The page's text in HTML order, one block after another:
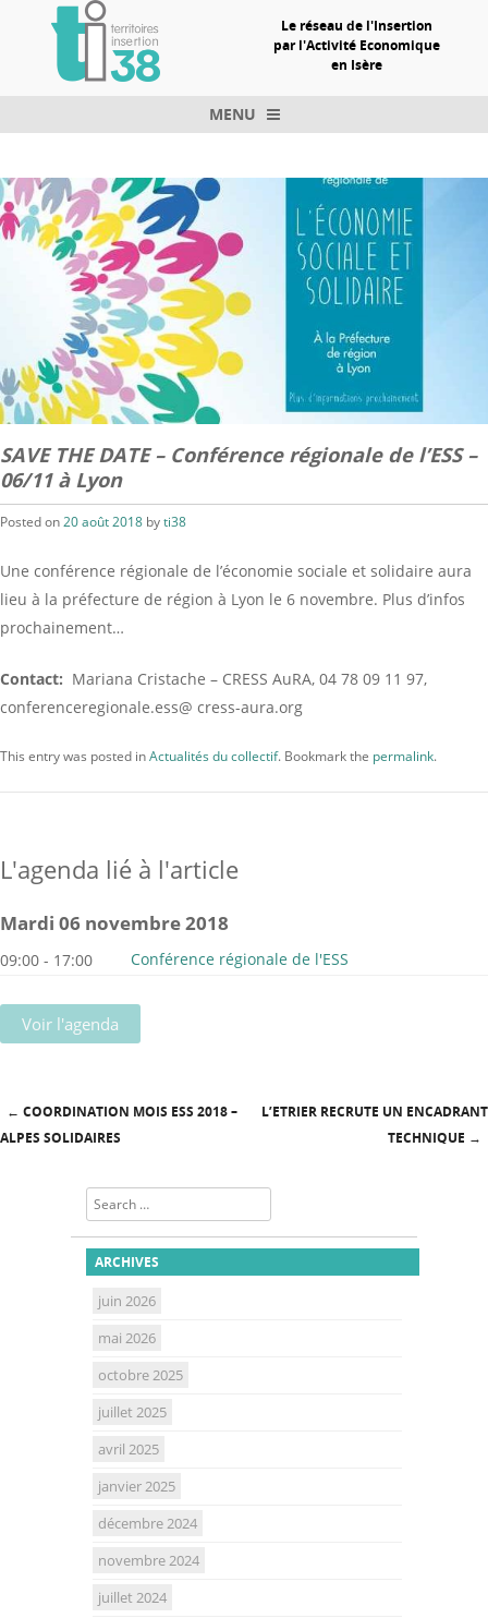
Le réseau de l'Insertion
par l'Activité Economique
en Isère
MENU
SAVE THE DATE – Conférence régionale de l’ESS –
06/11 à Lyon
Posted on20 août 2018 byti38
Une conférence régionale de l’économie sociale et solidaire aura
lieu à la préfecture de région à Lyon le 6 novembre. Plus d’infos
prochainement…
Contact: Mariana Cristache – CRESS AuRA, 04 78 09 11 97,
conferenceregionale.ess@ cress-aura.org
This entry was posted inActualités du collectif. Bookmark the permalink.
L'agenda lié à l'article
mardi 06 novembre 2018
09:00 - 17:00 Conférence régionale de l'ESS
Voir l'agenda
Post navigation
← COORDINATION MOIS ESS 2018 –
ALPES SOLIDAIRES
L’ETRIER RECRUTE UN ENCADRANT
TECHNIQUE →
Search
ARCHIVES
juin 2026
mai 2026
octobre 2025
juillet 2025
avril 2025
janvier 2025
décembre 2024
novembre 2024
juillet 2024